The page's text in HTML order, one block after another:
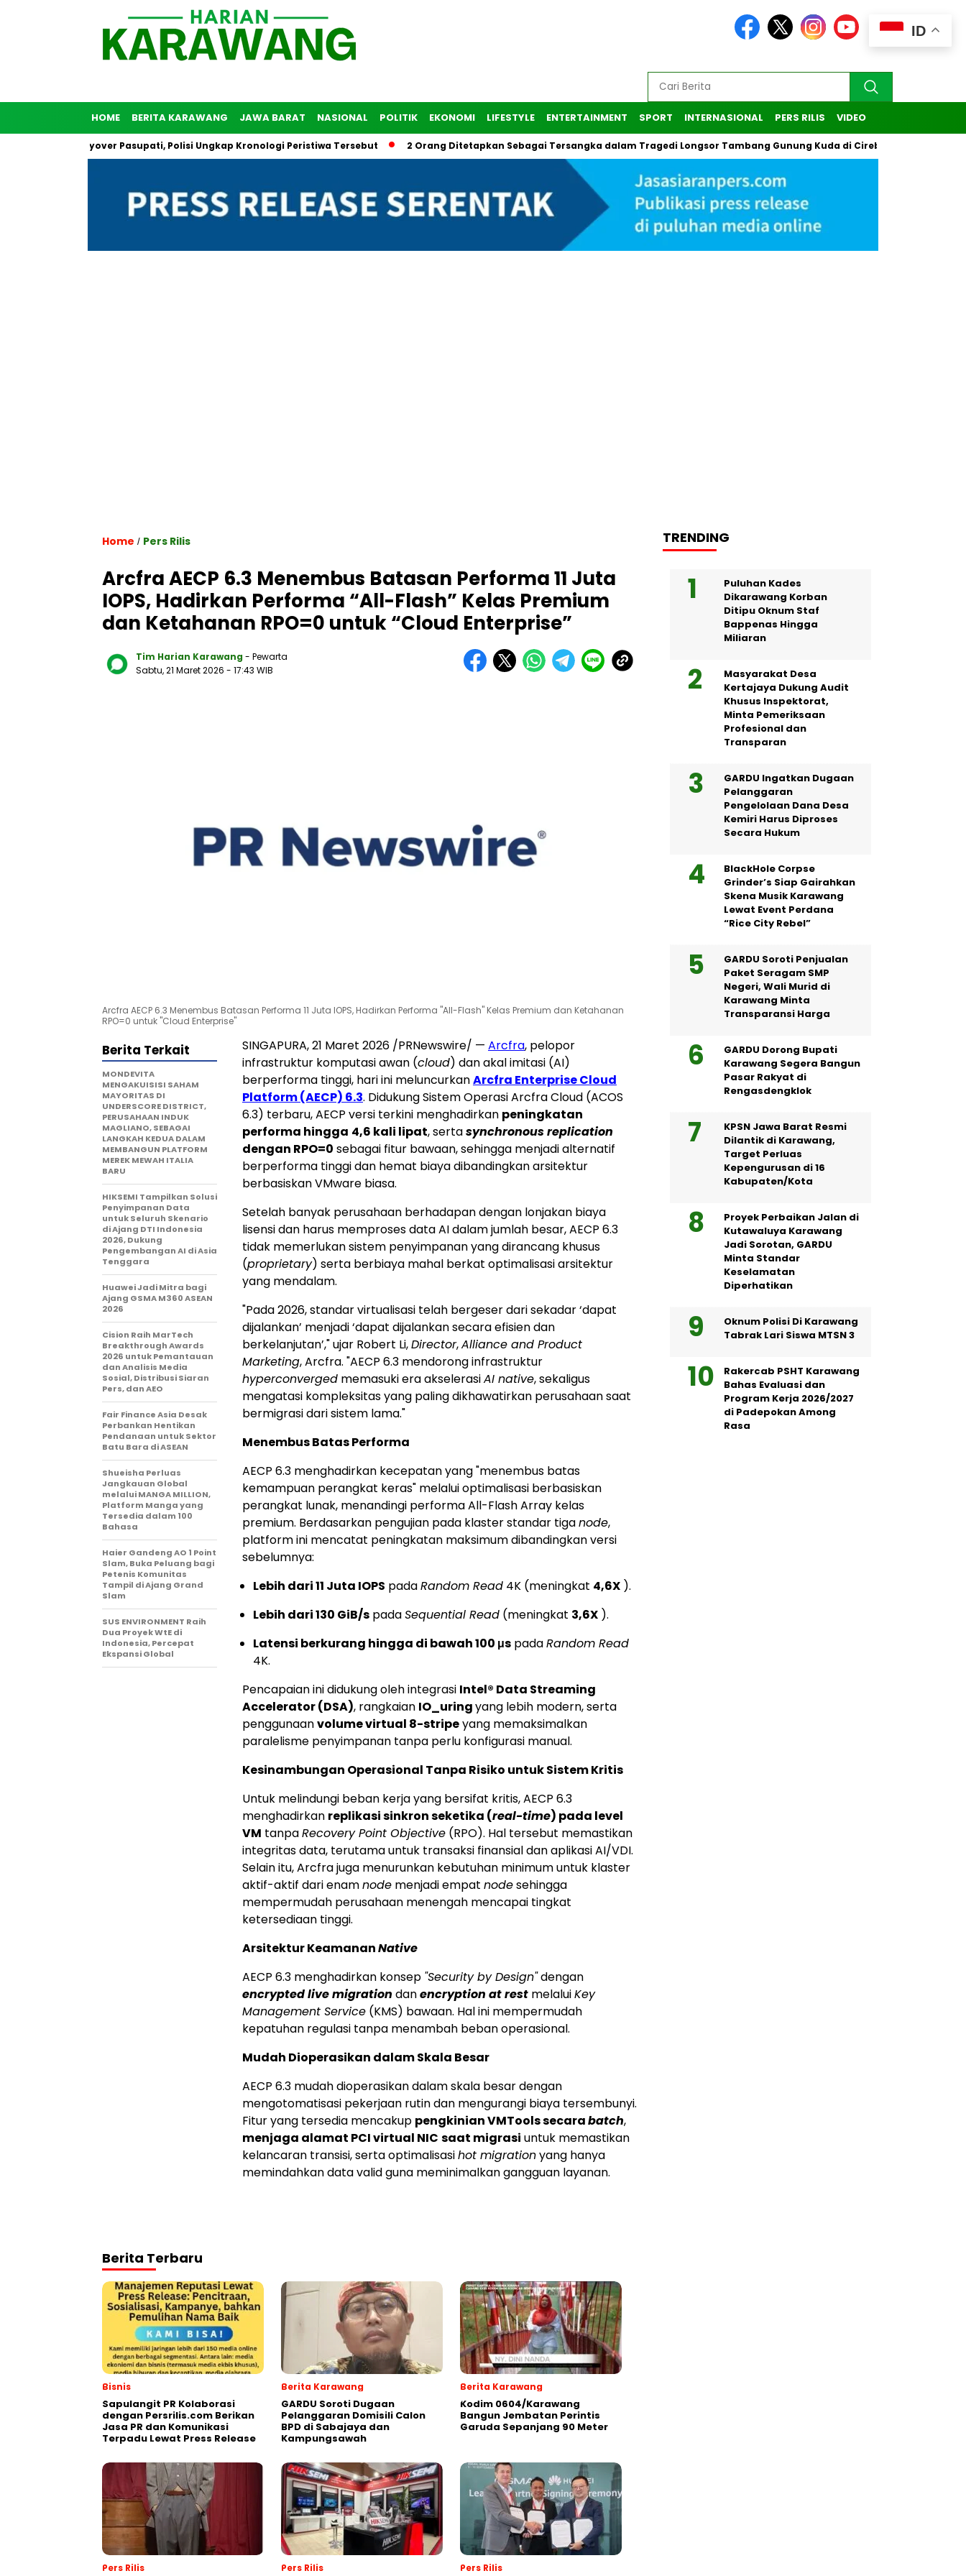
HOME BERITA KARAWANG JAWA BARAT NASIONAL POLITIK EKONOMI LIFESTYLE ENTERTAINMENT SPORT INTERNASIONAL PERS RILIS VIDEO
Diri di Flyover Pasupati, Polisi Ungkap Kronologi Peristiwa Tersebut 2 Orang Ditetapkan Sebagai Tersangka dalam Tragedi Longsor Tambang Gunung Kuda di Cirebon
Home / Pers Rilis
Arcfra AECP 6.3 Menembus Batasan Performa 11 Juta
IOPS, Hadirkan Performa “All-Flash” Kelas Premium
dan Ketahanan RPO=0 untuk “Cloud Enterprise”
Tim Harian Karawang - Pewarta
Sabtu, 21 Maret 2026 - 17:43 WIB
Arcfra AECP 6.3 Menembus Batasan Performa 11 Juta IOPS, Hadirkan Performa "All-Flash" Kelas Premium dan Ketahanan
RPO=0 untuk "Cloud Enterprise"
SINGAPURA, 21 Maret 2026 /PRNewswire/ — Arcfra, pelopor
infrastruktur komputasi awan (cloud) dan akal imitasi (AI)
berperforma tinggi, hari ini meluncurkanArcfra Enterprise Cloud
Platform (AECP) 6.3. Didukung Sistem Operasi Arcfra Cloud (ACOS
6.3) terbaru, AECP versi terkini menghadirkan peningkatan
performa hingga 4,6 kali lipat, sertasynchronous replication
dengan RPO=0 sebagai fitur bawaan, sehingga menjadi alternatif
berperforma tinggi dan hemat biaya dibandingkan arsitektur
berbasiskan VMware biasa.
Setelah banyak perusahaan berhadapan dengan lonjakan biaya
lisensi dan harus memproses data AI dalam jumlah besar, AECP 6.3
tidak memerlukan sistem penyimpanan yang dirancang khusus
(proprietary) serta berbiaya mahal berkat optimalisasi arsitektur
yang mendalam.
"Pada 2026, standar virtualisasi telah bergeser dari sekadar ‘dapat
dijalankan’ menjadi ‘dapat dijalankan secara efisien dan
berkelanjutan’," ujar Robert Li,Director,Alliance and Product
Marketing, Arcfra. "AECP 6.3 mendorong infrastruktur
hyperconverged memasuki era akselerasiAI native, sekaligus
mengatasi kompleksitas yang paling dikhawatirkan perusahaan saat
bermigrasi dari sistem lama."
Menembus Batas Performa
AECP 6.3 menghadirkan kecepatan yang "menembus batas
kemampuan perangkat keras" melalui optimalisasi berbasiskan
perangkat lunak, menandingi performa All-Flash Array kelas
premium. Berdasarkan pengujian pada klaster standar tiganode,
platform ini mencatat peningkatan maksimum dibandingkan versi
sebelumnya:
Lebih dari 11 Juta IOPS padaRandom Read 4K (meningkat 4,6X ).
Lebih dari 130 GiB/s padaSequential Read (meningkat 3,6X ).
Latensi berkurang hingga di bawah 100 μs padaRandom Read
4K.
Pencapaian ini didukung oleh integrasi Intel® Data Streaming
Accelerator (DSA), rangkaian IO_uringyang lebih modern, serta
penggunaanvolume virtual 8-stripeyang memaksimalkan
paralelisme penyimpanan tanpa perlu konfigurasi manual.
Kesinambungan Operasional Tanpa Risiko untuk Sistem Kritis
Untuk melindungi beban kerja yang bersifat kritis, AECP 6.3
menghadirkan replikasi sinkron seketika (real-time) pada level
VM tanpaRecovery Point Objective (RPO). Hal tersebut memastikan
integritas data, terutama untuk transaksi finansial dan aplikasi AI/VDI.
Selain itu, Arcfra juga menurunkan kebutuhan minimum untuk klaster
aktif-aktif dari enamnode menjadi empat nodesehingga
mempermudah perusahaan menengah mencapai tingkat
ketersediaan tinggi.
Arsitektur KeamananNative
AECP 6.3 menghadirkan konsep "Security by Design"dengan
encrypted live migration danencryption at rest melaluiKey
Management Service (KMS) bawaan. Hal ini mempermudah
kepatuhan regulasi tanpa menambah beban operasional.
Mudah Dioperasikan dalam Skala Besar
AECP 6.3 mudah dioperasikan dalam skala besar dengan
mengotomatisasi pekerjaan rutin dan mengurangi biaya tersembunyi.
Fitur yang tersedia mencakup pengkinian VMTools secarabatch,
menjaga alamat PCI virtual NIC saat migrasi untuk memastikan
kelancaran transisi, serta optimalisasihot migrationyang hanya
memindahkan data valid guna meminimalkan gangguan layanan.
Berita Terkait
MONDEVITA
MENGAKUISISI SAHAM
MAYORITAS DI
UNDERSCORE DISTRICT,
PERUSAHAAN INDUK
MAGLIANO, SEBAGAI
LANGKAH KEDUA DALAM
MEMBANGUN PLATFORM
MEREK MEWAH ITALIA
BARU
HIKSEMI Tampilkan Solusi
Penyimpanan Data
untuk Seluruh Skenario
di Ajang DTI Indonesia
2026, Dukung
Pengembangan AI di Asia
Tenggara
Huawei Jadi Mitra bagi
Ajang GSMA M360 ASEAN
2026
Cision Raih MarTech
Breakthrough Awards
2026 untuk Pemantauan
dan Analisis Media
Sosial, Distribusi Siaran
Pers, dan AEO
Fair Finance Asia Desak
Perbankan Hentikan
Pendanaan untuk Sektor
Batu Bara di ASEAN
Shueisha Perluas
Jangkauan Global
melalui MANGA MILLION,
Platform Manga yang
Tersedia dalam 100
Bahasa
Haier Gandeng AO 1 Point
Slam, Buka Peluang bagi
Petenis Komunitas
Tampil di Ajang Grand
Slam
SUS ENVIRONMENT Raih
Dua Proyek WtE di
Indonesia, Percepat
Ekspansi Global
Berita Terbaru
Bisnis
Sapulangit PR Kolaborasi
dengan Persrilis.com Berikan
Jasa PR dan Komunikasi
Terpadu Lewat Press Release
Berita Karawang
GARDU Soroti Dugaan
Pelanggaran Domisili Calon
BPD di Sabajaya dan
Kampungsawah
Berita Karawang
Kodim 0604/Karawang
Bangun Jembatan Perintis
Garuda Sepanjang 90 Meter
Pers Rilis Pers Rilis Pers Rilis
TRENDING
Puluhan Kades
Dikarawang Korban
Ditipu Oknum Staf
Bappenas Hingga
Miliaran
Masyarakat Desa
Kertajaya Dukung Audit
Khusus Inspektorat,
Minta Pemeriksaan
Profesional dan
Transparan
GARDU Ingatkan Dugaan
Pelanggaran
Pengelolaan Dana Desa
Kemiri Harus Diproses
Secara Hukum
BlackHole Corpse
Grinder’s Siap Gairahkan
Skena Musik Karawang
Lewat Event Perdana
“Rice City Rebel”
GARDU Soroti Penjualan
Paket Seragam SMP
Negeri, Wali Murid di
Karawang Minta
Transparansi Harga
GARDU Dorong Bupati
Karawang Segera Bangun
Pasar Rakyat di
Rengasdengklok
KPSN Jawa Barat Resmi
Dilantik di Karawang,
Target Perluas
Kepengurusan di 16
Kabupaten/Kota
Proyek Perbaikan Jalan di
Kutawaluya Karawang
Jadi Sorotan, GARDU
Minta Standar
Keselamatan
Diperhatikan
Oknum Polisi Di Karawang
Tabrak Lari Siswa MTSN 3
Rakercab PSHT Karawang
Bahas Evaluasi dan
Program Kerja 2026/2027
di Padepokan Among
Rasa
ID